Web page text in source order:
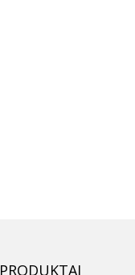
PRODUKTAI